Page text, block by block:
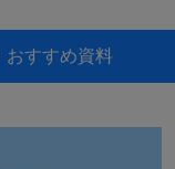
おすすめ資料